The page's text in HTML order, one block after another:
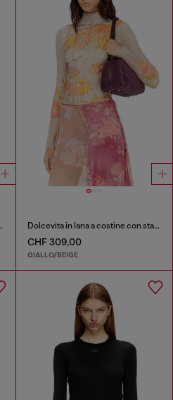
a trecce Dolcevita in lana a costine con stampa floreale
CHF 309,00
GIALLO/BEIGE